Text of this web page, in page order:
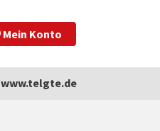
Mein Konto
www.telgte.de